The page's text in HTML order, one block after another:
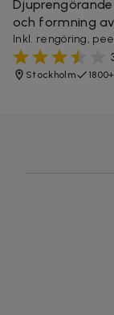
och formning
Inkl. rengöring,
Stockholm